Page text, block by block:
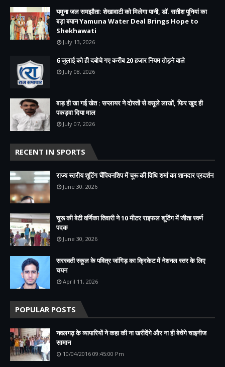
यमुना जल समझौता: शेखावाटी को मिलेगा पानी, डॉ. सतीश पूनियां का
बड़ा बयान Yamuna Water Deal Brings Hope to
Shekhawati
July 13, 2026
6 जुलाई को ही दबोचे गए करीब 20 हजार नियम तोड़ने वाले
July 08, 2026
बाड़ ही खा गई खेत : सप्लायर ने दोस्तों से वसूले लाखों, फिर खुद ही
पकड़वा दिया माल
July 07, 2026
RECENT IN SPORTS
राज्य स्तरीय शूटिंग चैंपियनशिप में चूरू की विधि शर्मा का शानदार प्रदर्शन
June 30, 2026
चूरू की बेटी वर्णिका तिवारी ने 10 मीटर राइफल शूटिंग में जीता स्वर्ण
पदक
June 30, 2026
सरस्वती स्कूल के पवित्र जांगिड़ का क्रिकेट में नेशनल स्तर के लिए
चयन
April 11, 2026
POPULAR POSTS
नवलगढ़ के व्यापारियों ने कहा की ना खरीदेंगे और ना ही बेचेंगे चाइनीज
सामान
10/04/2016 09:45:00 Pm